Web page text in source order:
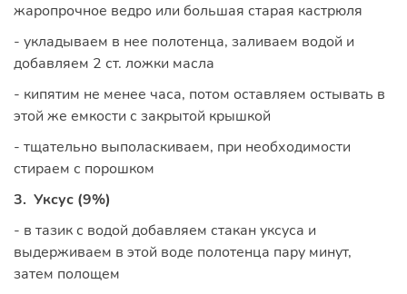
жаропрочное ведро или большая старая кастрюля
- укладываем в нее полотенца, заливаем водой и
добавляем 2 ст. ложки масла
- кипятим не менее часа, потом оставляем остывать в
этой же емкости с закрытой крышкой
- тщательно выполаскиваем, при необходимости
стираем с порошком
3. Уксус (9%)
- в тазик с водой добавляем стакан уксуса и
выдерживаем в этой воде полотенца пару минут,
затем полощем